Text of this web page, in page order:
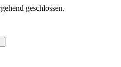
geschlossen.